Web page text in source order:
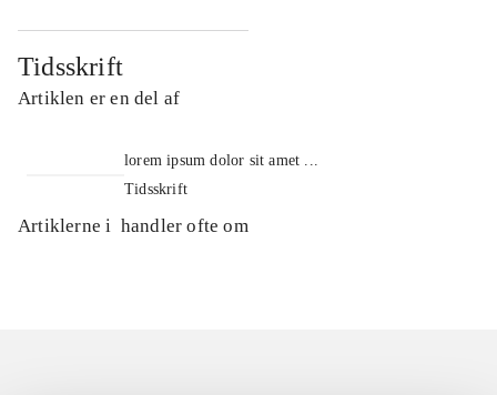
Tidsskrift
Artiklen er en del af
lorem ipsum dolor sit amet ...
Tidsskrift
Artiklerne i handler ofte om